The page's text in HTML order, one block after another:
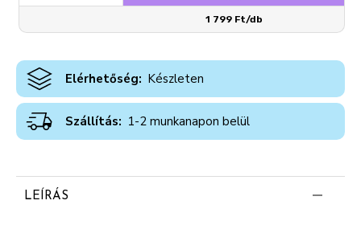
1 799 Ft/db
Elérhetőség: Készleten
Szállítás: 1-2 munkanapon belül
LEÍRÁS